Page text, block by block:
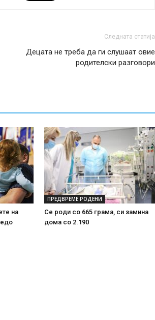
Следната статија
Децата не треба да ги слушаат овие
родителски разговори
на
ПРЕДВРЕМЕ РОДЕНИ
Се роди со 665 грама, си замина
дома со 2.190